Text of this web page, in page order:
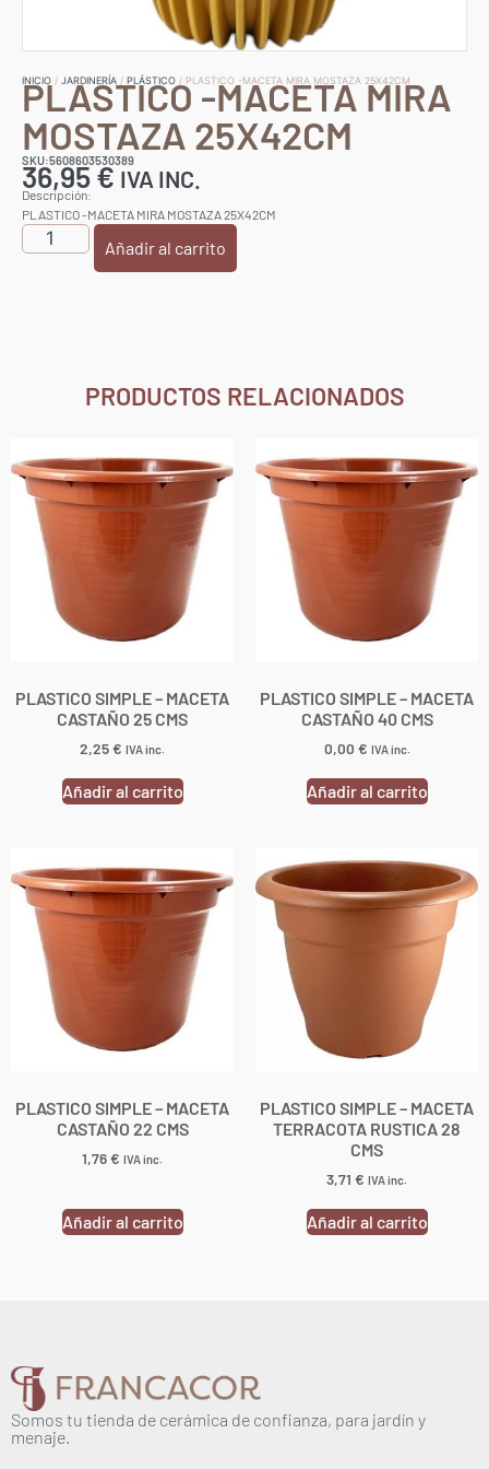
INICIO / JARDINERÍA / PLÁSTICO / PLASTICO -MACETA MIRA MOSTAZA 25X42CM
PLASTICO -MACETA MIRA
MOSTAZA 25X42CM
SKU:5608603530389
36,95€ IVA INC.
Descripción:
PLASTICO -MACETA MIRA MOSTAZA 25X42CM
Añadir al carrito
PRODUCTOS RELACIONADOS
PLASTICO SIMPLE – MACETA
CASTAÑO 25 CMS
2,25€ IVA inc.
Añadir al carrito
PLASTICO SIMPLE – MACETA
CASTAÑO 40 CMS
0,00 € IVA inc.
Añadir al carrito
PLASTICO SIMPLE – MACETA
CASTAÑO 22 CMS
1,76€ IVA inc.
Añadir al carrito
PLASTICO SIMPLE – MACETA
TERRACOTA RUSTICA 28
CMS
3,71 € IVA inc.
Añadir al carrito
Somos tu tienda de cerámica de confianza, para jardín y
menaje.